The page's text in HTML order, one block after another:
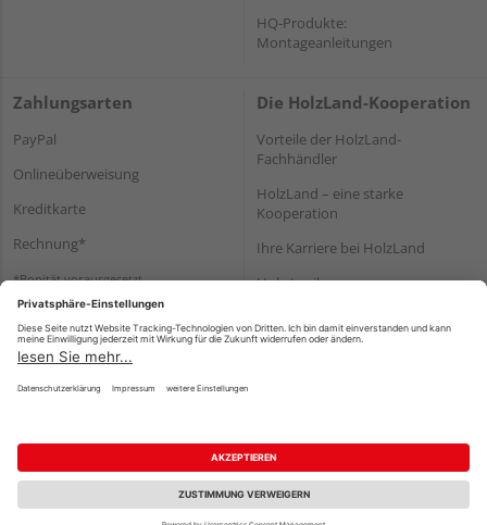
HQ-Produkte:
Montageanleitungen
Zahlungsarten
PayPal
Onlineüberweisung
Kreditkarte
Rechnung*
*Bonität vorausgesetzt
Die HolzLand-Kooperation
Vorteile der HolzLand-
Fachhändler
HolzLand – eine starke
Kooperation
Ihre Karriere bei HolzLand
Holz-Lexikon
Impressum Datenschutz
Nutzungsbedingungen
Barrierefreiheitserklärung
Vertrag widerrufen